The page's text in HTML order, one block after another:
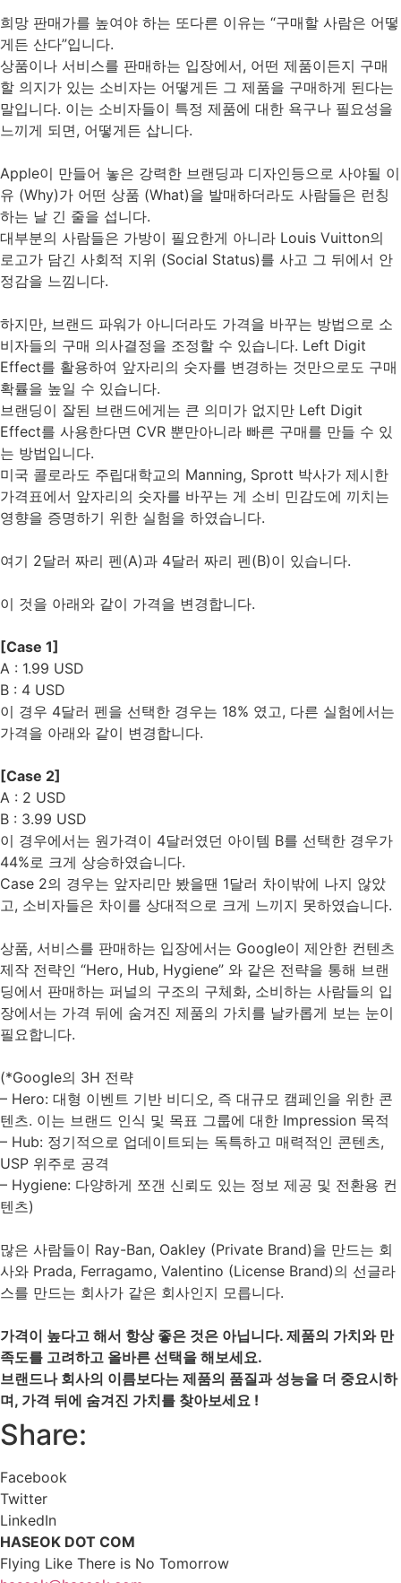
희망 판매가를 높여야 하는 또다른 이유는 “구매할 사람은 어떻
게든 산다”입니다.
상품이나 서비스를 판매하는 입장에서, 어떤 제품이든지 구매
할 의지가 있는 소비자는 어떻게든 그 제품을 구매하게 된다는
말입니다. 이는 소비자들이 특정 제품에 대한 욕구나 필요성을
느끼게 되면, 어떻게든 삽니다.
Apple이 만들어 놓은 강력한 브랜딩과 디자인등으로 사야될 이
유 (Why)가 어떤 상품 (What)을 발매하더라도 사람들은 런칭
하는 날 긴 줄을 섭니다.
대부분의 사람들은 가방이 필요한게 아니라 Louis Vuitton의
로고가 담긴 사회적 지위 (Social Status)를 사고 그 뒤에서 안
정감을 느낌니다.
하지만, 브랜드 파워가 아니더라도 가격을 바꾸는 방법으로 소
비자들의 구매 의사결정을 조정할 수 있습니다. Left Digit
Effect를 활용하여 앞자리의 숫자를 변경하는 것만으로도 구매
확률을 높일 수 있습니다.
브랜딩이 잘된 브랜드에게는 큰 의미가 없지만 Left Digit
Effect를 사용한다면 CVR 뿐만아니라 빠른 구매를 만들 수 있
는 방법입니다.
미국 콜로라도 주립대학교의 Manning, Sprott 박사가 제시한
가격표에서 앞자리의 숫자를 바꾸는 게 소비 민감도에 끼치는
영향을 증명하기 위한 실험을 하였습니다.
여기 2달러 짜리 펜(A)과 4달러 짜리 펜(B)이 있습니다.
이 것을 아래와 같이 가격을 변경합니다.
[Case 1]
A : 1.99 USD
B : 4 USD
이 경우 4달러 펜을 선택한 경우는 18% 였고, 다른 실험에서는
가격을 아래와 같이 변경합니다.
[Case 2]
A : 2 USD
B : 3.99 USD
이 경우에서는 원가격이 4달러였던 아이템 B를 선택한 경우가
44%로 크게 상승하였습니다.
Case 2의 경우는 앞자리만 봤을땐 1달러 차이밖에 나지 않았
고, 소비자들은 차이를 상대적으로 크게 느끼지 못하였습니다.
상품, 서비스를 판매하는 입장에서는 Google이 제안한 컨텐츠
제작 전략인 “Hero, Hub, Hygiene” 와 같은 전략을 통해 브랜
딩에서 판매하는 퍼널의 구조의 구체화, 소비하는 사람들의 입
장에서는 가격 뒤에 숨겨진 제품의 가치를 날카롭게 보는 눈이
필요합니다.
(*Google의 3H 전략
– Hero: 대형 이벤트 기반 비디오, 즉 대규모 캠페인을 위한 콘
텐츠. 이는 브랜드 인식 및 목표 그룹에 대한 Impression 목적
– Hub: 정기적으로 업데이트되는 독특하고 매력적인 콘텐츠,
USP 위주로 공격
– Hygiene: 다양하게 쪼갠 신뢰도 있는 정보 제공 및 전환용 컨
텐츠)
많은 사람들이 Ray-Ban, Oakley (Private Brand)을 만드는 회
사와 Prada, Ferragamo, Valentino (License Brand)의 선글라
스를 만드는 회사가 같은 회사인지 모릅니다.
가격이 높다고 해서 항상 좋은 것은 아닙니다. 제품의 가치와 만
족도를 고려하고 올바른 선택을 해보세요.
브랜드나 회사의 이름보다는 제품의 품질과 성능을 더 중요시하
며, 가격 뒤에 숨겨진 가치를 찾아보세요 !
Share:
Facebook
Twitter
LinkedIn
HASEOK DOT COM
Flying Like There is No Tomorrow